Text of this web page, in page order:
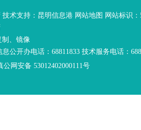
术支持： 昆明信息港 网站地图 网站标识：
制、镜像
公开办电话：68811833 技术服务电话：
公网安备 53012402000111号